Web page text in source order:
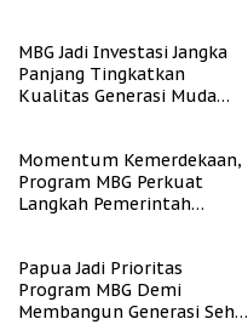
MBG Jadi Investasi Jangka
Panjang Tingkatkan
Kualitas Generasi Muda
Momentum Kemerdekaan,
Program MBG Perkuat
Langkah Pemerintah
Papua Jadi Prioritas
Program MBG Demi
Membangun Generasi Sehat